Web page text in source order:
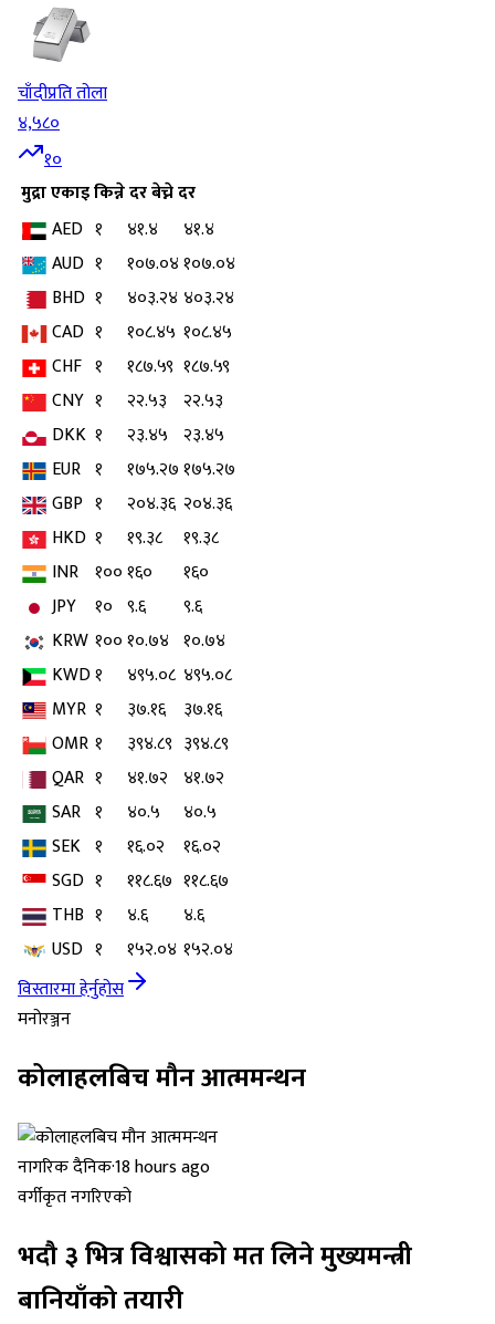
चाँदीप्रति तोला
४,५८०
१०
मुद्राएकाइकिन्ने दरबेच्ने दर
AED १ ४१.४
४१.४
AUD १ १०७.०४१०७.०४
BHD १ ४०३.२४ ४०३.२४
CAD १ १०८.४५ १०८.४५
CHF १ १८७.५९ १८७.५९
CNY १ २२.५३
२२.५३
DKK १ २३.४५ २३.४५
EUR १ १७५.२७१७५.२७
GBP १ २०४.३६ २०४.३६
HKD १ १९.३८
१९.३८
INR १००१६०
१६०
JPY
१० ९.६
९.६
KRW १००१०.७४ १०.७४
KWD१ ४९५.०८ ४९५.०८
MYR १ ३७.१६
३७.१६
OMR १ ३९४.८९ ३९४.८९
QAR १ ४१.७२ ४१.७२
SAR १ ४०.५
४०.५
SEK १ १६.०२
१६.०२
SGD १ ११८.६७ ११८.६७
THB १ ४.६
४.६
USD १ १५२.०४ १५२.०४
विस्तारमा हेर्नुहोस
मनोरञ्जन
कोलाहलबिच मौन आत्ममन्थन
नागरिक दैनिक·18 hours ago
वर्गीकृत नगरिएको
भदौ ३ भित्र विश्वासको मत लिने मुख्यमन्त्री
बानियाँको तयारी